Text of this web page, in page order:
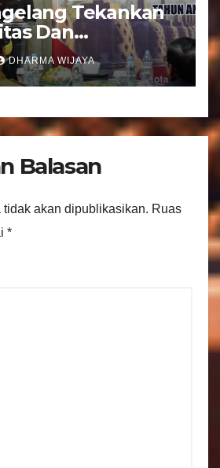
Tekankan
Dan
Pengelolaan
Parpol
DHARMA WIJAYA
Balasan
akan dipublikasikan. Ruas
*